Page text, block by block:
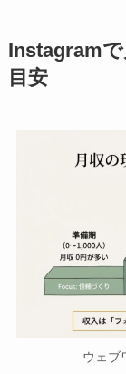
Instagram
目安
ウェブ